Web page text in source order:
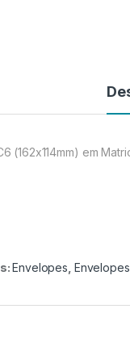
(162x114mm) em
Envelopes